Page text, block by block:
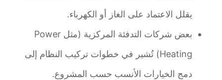
يقلل الاعتماد على الغاز أو الكهرباء.
بعض شركات التدفئة المركزية (مثل Power
Heating) تُشير في خطوات تركيب النظام إلى
دمج الخيارات الأنسب حسب المشروع.